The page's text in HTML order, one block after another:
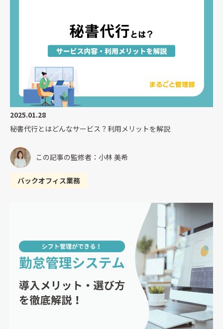
2025.01.28
秘書代行とはどんなサービス？利用メリットを解説
この記事の監修者：小林 美希
バックオフィス業務